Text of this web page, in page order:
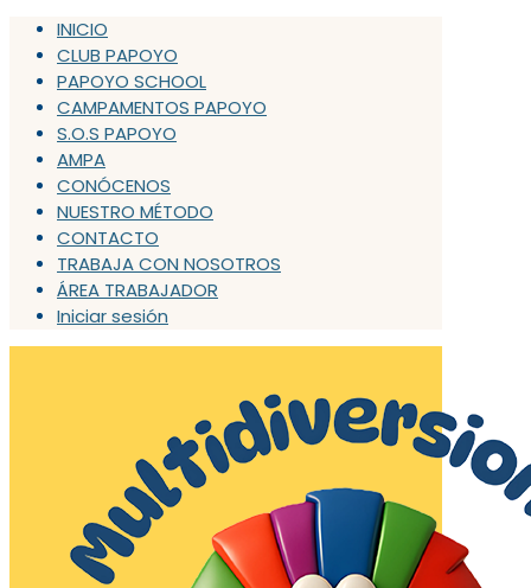
INICIO
CLUB PAPOYO
PAPOYO SCHOOL
CAMPAMENTOS PAPOYO
S.O.S PAPOYO
AMPA
CONÓCENOS
NUESTRO MÉTODO
CONTACTO
TRABAJA CON NOSOTROS
ÁREA TRABAJADOR
Iniciar sesión